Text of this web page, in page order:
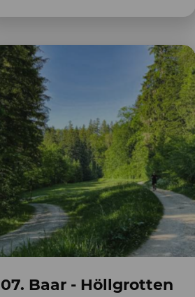
07. Baar - Höllgrotten